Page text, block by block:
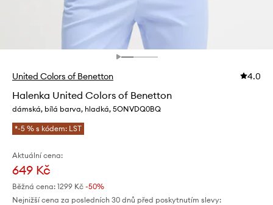
United Colors of Benetton 4.0
Halenka United Colors of Benetton
dámská, bílá barva, hladká, 5ONVDQ0BQ
*-5 % s kódem: LST
Aktuální cena:
649 Kč
Běžná cena: 1299 Kč -50%
Nejnižší cena za posledních 30 dnů před poskytnutím slevy: